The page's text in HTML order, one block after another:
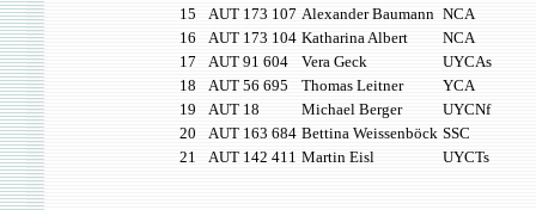
15
AUT 173 107 Alexander Baumann NCA
16
AUT 173 104 Katharina Albert
NCA
17
AUT 91 604 Vera Geck
UYCAs
18
AUT 56 695 Thomas Leitner
YCA
19
AUT 18 Michael Berger
UYCNf
20
AUT 163 684 Bettina Weissenböck SSC
21
AUT 142 411 Martin Eisl UYCTs